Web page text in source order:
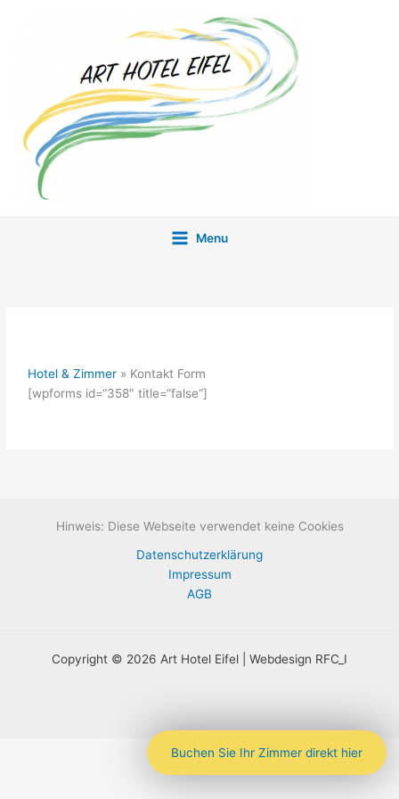
Menu
Hotel & Zimmer » Kontakt Form
[wpforms id=“358″ title=“false“]
Hinweis: Diese Webseite verwendet keine Cookies
Datenschutzerklärung
Impressum
AGB
Copyright © 2026 Art Hotel Eifel | Webdesign RFC_I
Buchen Sie Ihr Zimmer direkt hier